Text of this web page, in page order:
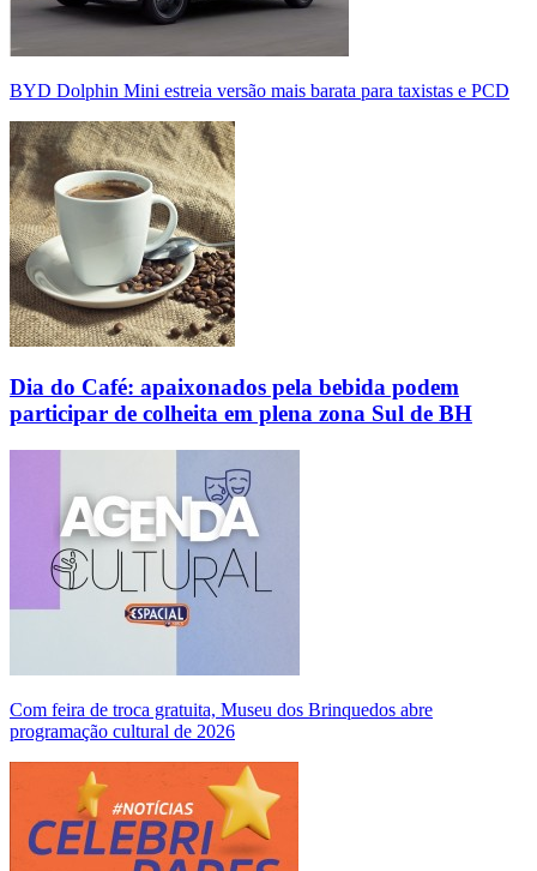
BYD Dolphin Mini estreia versão mais barata para taxistas e PCD
Dia do Café: apaixonados pela bebida podem
participar de colheita em plena zona Sul de BH
Com feira de troca gratuita, Museu dos Brinquedos abre
programação cultural de 2026